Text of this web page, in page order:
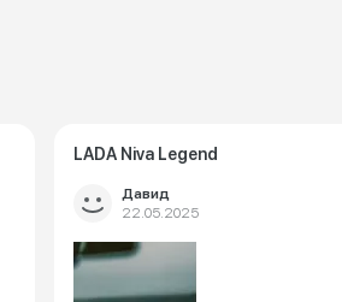
LADA Niva Legend
Давид
22.05.2025